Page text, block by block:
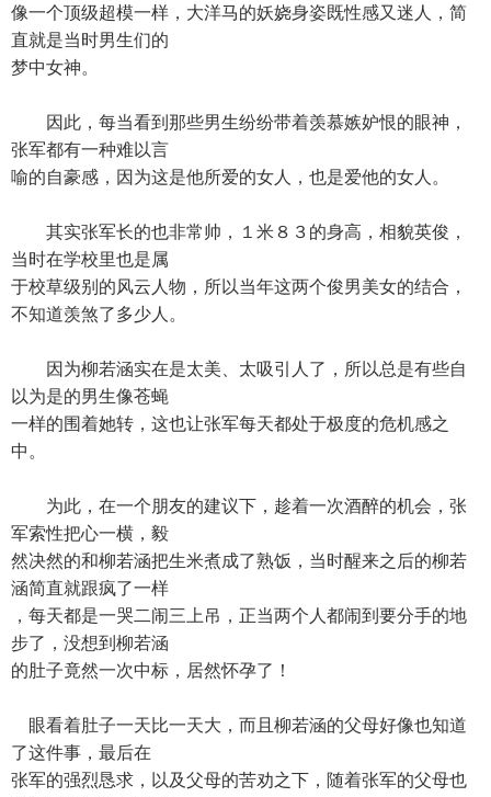
像一个顶级超模一样，大洋马的妖娆身姿既性感又迷人，简
直就是当时男生们的
梦中女神。
因此，每当看到那些男生纷纷带着羡慕嫉妒恨的眼神，
张军都有一种难以言
喻的自豪感，因为这是他所爱的女人，也是爱他的女人。
其实张军长的也非常帅，１米８３的身高，相貌英俊，
当时在学校里也是属
于校草级别的风云人物，所以当年这两个俊男美女的结合，
不知道羡煞了多少人。
因为柳若涵实在是太美、太吸引人了，所以总是有些自
以为是的男生像苍蝇
一样的围着她转，这也让张军每天都处于极度的危机感之
中。
为此，在一个朋友的建议下，趁着一次酒醉的机会，张
军索性把心一横，毅
然决然的和柳若涵把生米煮成了熟饭，当时醒来之后的柳若
涵简直就跟疯了一样
，每天都是一哭二闹三上吊，正当两个人都闹到要分手的地
步了，没想到柳若涵
的肚子竟然一次中标，居然怀孕了！
眼看着肚子一天比一天大，而且柳若涵的父母好像也知道
了这件事，最后在
张军的强烈恳求，以及父母的苦劝之下，随着张军的父母也